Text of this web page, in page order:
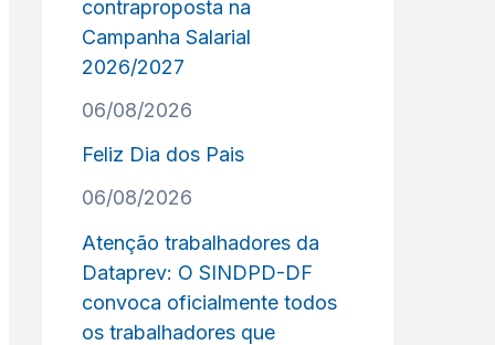
contraproposta na
Campanha Salarial
2026/2027
06/08/2026
Feliz Dia dos Pais
06/08/2026
Atenção trabalhadores da
Dataprev: O SINDPD-DF
convoca oficialmente todos
os trabalhadores que